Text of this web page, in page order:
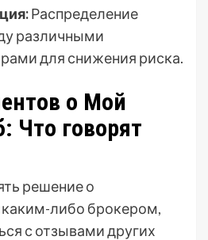
Распределение
различными
для снижения риска.
о Мой
Что говорят
решение о
каким-либо брокером,
с отзывами других